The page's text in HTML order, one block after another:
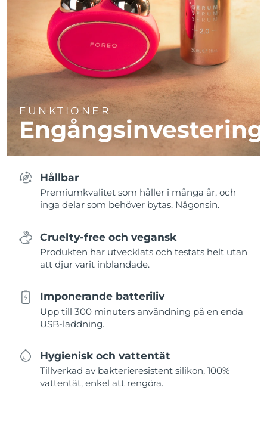
FUNKTIONER
Engångsinvestering
Hållbar
Premiumkvalitet som håller i många år, och
inga delar som behöver bytas. Någonsin.
Cruelty-free och vegansk
Produkten har utvecklats och testats helt utan
att djur varit inblandade.
Imponerande batteriliv
Upp till 300 minuters användning på en enda
USB-laddning.
Hygienisk och vattentät
Tillverkad av bakterieresistent silikon, 100%
vattentät, enkel att rengöra.